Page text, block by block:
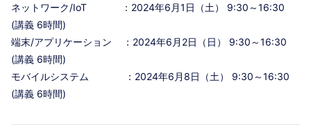
ネットワーク/IoT ：2024年6月1日（土） 9:30～16:30
(講義 6時間)
端末/アプリケーション ：2024年6月2日（日） 9:30～16:30
(講義 6時間)
モバイルシステム ：2024年6月8日（土） 9:30～16:30
(講義 6時間)